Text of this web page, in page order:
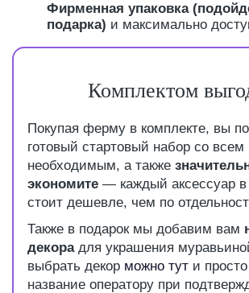
Фирменная упаковка
подарка) и максимально
Комплектом
Покупая ферму в комплекте, вы
готовый стартовый набор со всем
необходимым, а также
экономите — каждый аксессуар в
стоит дешевле, чем по
Также в подарок мы добавим вам
декорадля украшения
выбрать декор можно тут и
название оператору при